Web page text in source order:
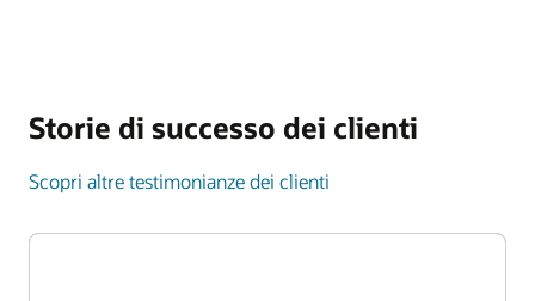
Storie di successo dei clienti
Scopri altre testimonianze dei clienti